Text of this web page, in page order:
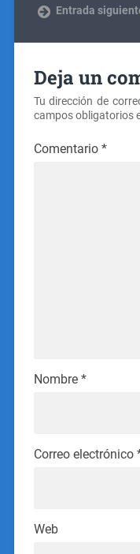
Entrada
Deja un
Tu dirección de
campos obligatorios
Comentario *
Nombre *
Correo electrónico
Web